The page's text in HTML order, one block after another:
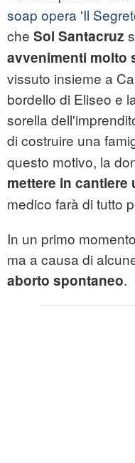
soap opera 'Il
che Sol Santacruz
avvenimenti molto
vissuto insieme a
bordello di Eliseo e
sorella
di costruire una
questo motivo, la
mettere in cantiere
medico farà di tutto
In un primo
ma a causa di
aborto spontaneo.